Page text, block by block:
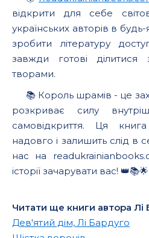
відкрити для себе
українських авторів в
зробити літературу
завжди готові
творами.
📚 Король шрамів - це
розкриває силу
самовідкриття. Ця
надовго і залишить слід в
нас на
історії зачарувати вас! 👑📚🌟
Читати ще книги автора Лі
Дев'ятий дім, Лі Бардуго